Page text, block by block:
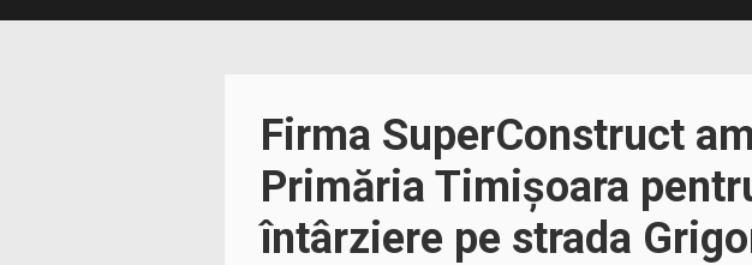
Firma SuperConstruct
Primăria Timișoara
întârziere pe strada